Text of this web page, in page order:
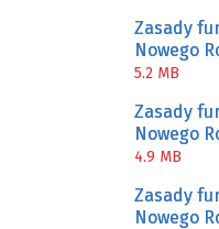
Zasady
Nowego
5.2 MB
Zasady
Nowego
4.9 MB
Zasady
Nowego